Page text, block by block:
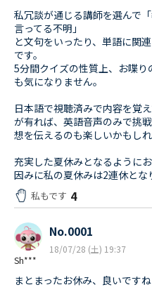
私冗談が通じる講師を選んで
言ってる不明」
と文句をいったり、単語に関
です。
5分間クイズの性質上、お喋
も気になりません。
日本語で視聴済みで内容を覚
が有れば、英語音声のみで挑
想を伝えるのも楽しいかもしれ
充実した夏休みとなるように
因みに私の夏休みは2連休とな
私もです 4
Sh***
No.0001
18/07/28 (土) 19:37
まとまったお休み、良いです